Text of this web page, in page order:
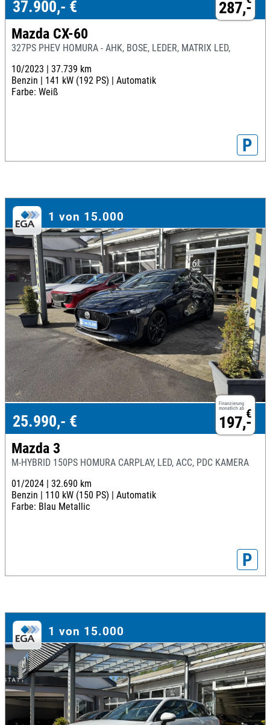
287,-
37.900,- €
Mazda CX-60
327PS PHEV HOMURA - AHK, BOSE, LEDER, MATRIX LED,
10/2023 | 37.739 km
Benzin | 141 kW (192 PS) | Automatik
Farbe: Weiß
P
1 von 15.000
Finanzierung
monatlich ab €
197,-
25.990,- €
Mazda 3
M-HYBRID 150PS HOMURA CARPLAY, LED, ACC, PDC KAMERA
01/2024 | 32.690 km
Benzin | 110 kW (150 PS) | Automatik
Farbe: Blau Metallic
P
1 von 15.000